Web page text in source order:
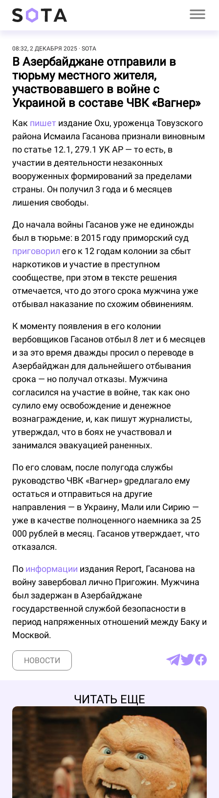
08:32, 2 ДЕКАБРЯ 2025 SOTA
В Азербайджане отправили в
тюрьму местного жителя,
участвовавшего в войне с
Украиной в составе ЧВК «Вагнер»
Как пишет издание Oxu, уроженца Товузского
района Исмаила Гасанова признали виновным
по статье 12.1, 279.1 УК АР — то есть, в
участии в деятельности незаконных
вооруженных формирований за пределами
страны. Он получил 3 года и 6 месяцев
лишения свободы.
До начала войны Гасанов уже не единожды
был в тюрьме: в 2015 году приморский суд
приговорил его к 12 годам колонии за сбыт
наркотиков и участие в преступном
сообществе, при этом в тексте решения
отмечается, что до этого срока мужчина уже
отбывал наказание по схожим обвинениям.
К моменту появления в его колонии
вербовщиков Гасанов отбыл 8 лет и 6 месяцев
и за это время дважды просил о переводе в
Азербайджан для дальнейшего отбывания
срока — но получал отказы. Мужчина
согласился на участие в войне, так как оно
сулило ему освобождение и денежное
вознаграждение, и, как пишут журналисты,
утверждал, что в боях не участвовал и
занимался эвакуацией раненных.
По его словам, после полугода службы
руководство ЧВК «Вагнер» gредлагало ему
остаться и отправиться на другие
направления — в Украину, Мали или Сирию —
уже в качестве полноценного наемника за 25
000 рублей в месяц. Гасанов утверждает, что
отказался.
По информации издания Report, Гасанова на
войну завербовал лично Пригожин. Мужчина
был задержан в Азербайджане
государственной службой безопасности в
период напряженных отношений между Баку и
Москвой.
НОВОСТИ
ЧИТАТЬ ЕЩЕ